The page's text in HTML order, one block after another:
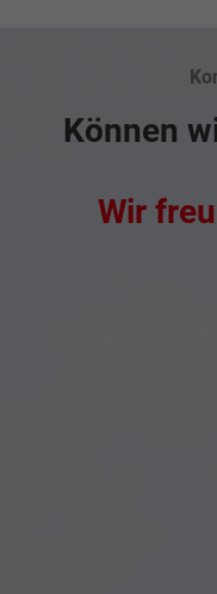
Können
Wir